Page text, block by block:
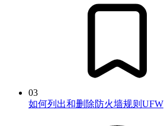
03
如何列出和删除防火墙规则UFW